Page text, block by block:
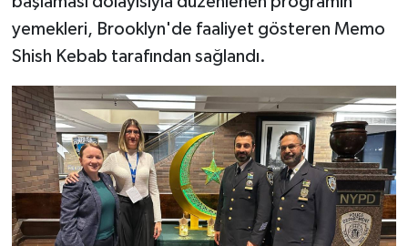
yemekleri, Brooklyn'de faaliyet gösteren Memo
Shish Kebab tarafından sağlandı.